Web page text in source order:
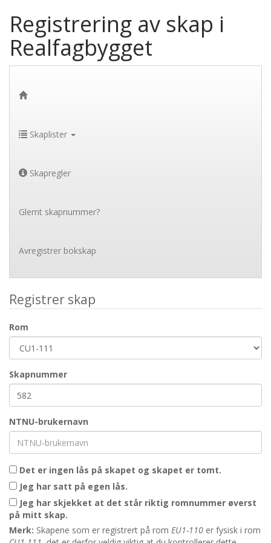
Registrering av skap i
Realfagbygget
Skaplister
Skapregler
Glemt skapnummer?
Avregistrer bokskap
Registrer skap
Rom
Skapnummer
NTNU-brukernavn
Det er ingen lås på skapet og skapet er tomt.
Jeg har satt på egen lås.
på mitt skap.
Merk: Skapene som er registrert på rom EU1-110 er fysisk i rom